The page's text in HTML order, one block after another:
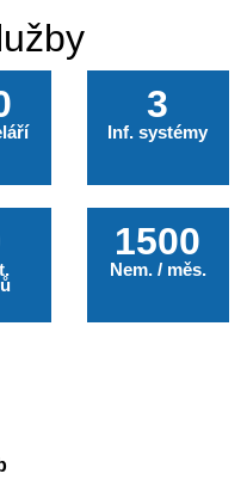
7+2
3
Inf. systémy
1500
Nem. / měs.